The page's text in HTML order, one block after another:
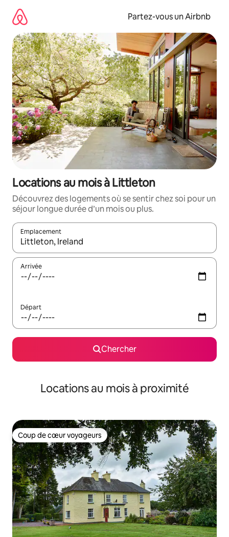
directement
contenu
Partez-vous un Airbnb
Locations au mois à Littleton
Découvrez des logements où se sentir chez soi pour un
séjour longue durée d’un mois ou plus.
Emplacement
Quand les résultats sont affichés, parcourez-les en utilisant
Arrivée
Départ
Chercher
Locations au mois à proximité
Coup de cœur voyageurs
Coup de cœur voyageurs